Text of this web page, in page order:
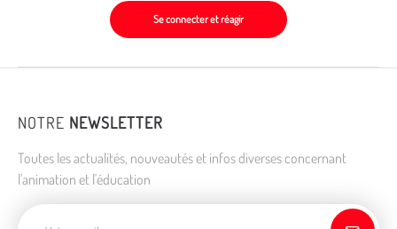
Se connecter et réagir
NOTRE NEWSLETTER
Toutes les actualités, nouveautés et infos diverses concernant
l'animation et l'éducation